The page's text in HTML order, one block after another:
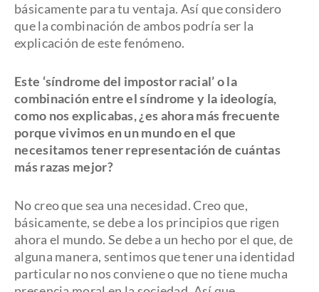
básicamente para tu ventaja. Así que considero
que la combinación de ambos podría ser la
explicación de este fenómeno.
Este ‘síndrome del impostor racial’ o la
combinación entre el síndrome y la ideología,
como nos explicabas, ¿es ahora más frecuente
porque vivimos en un mundo en el que
necesitamos tener representación de cuántas
más razas mejor?
No creo que sea una necesidad. Creo que,
básicamente, se debe a los principios que rigen
ahora el mundo. Se debe a un hecho por el que, de
alguna manera, sentimos que tener una identidad
particular no nos conviene o que no tiene mucha